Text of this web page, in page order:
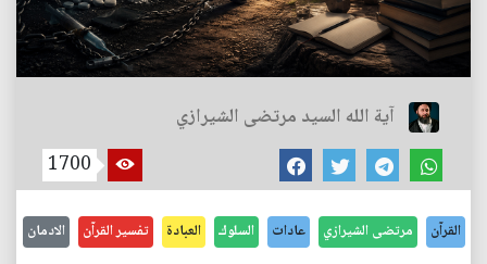
آية الله السيد مرتضى الشيرازي
1700
القرآن مرتضى الشيرازي عادات السلوك العبادة تفسير القرآن الادمان